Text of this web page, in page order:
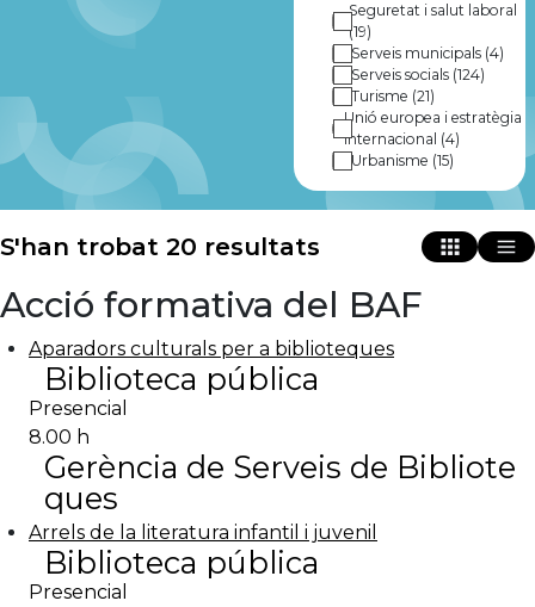
Seguretat i salut laboral
(19)
Serveis municipals (4)
Serveis socials (124)
Turisme (21)
Unió europea i estratègia
internacional (4)
Urbanisme (15)
S'han trobat 20 resultats
Acció formativa del BAF
Aparadors culturals per a biblioteques
Biblioteca pública
Presencial
8.00 h
Gerència de Serveis de Bibliote
ques
Arrels de la literatura infantil i juvenil
Biblioteca pública
Presencial